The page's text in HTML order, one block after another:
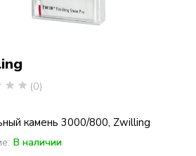
(0)
камень 3000/800, Zwilling
В наличии